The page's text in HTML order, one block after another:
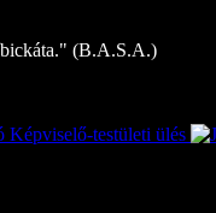
(B.A.S.A.)
Képviselő-testületi ülés